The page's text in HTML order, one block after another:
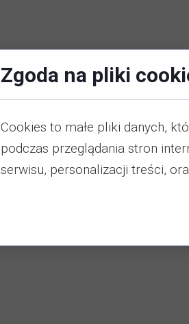
Zgoda na pliki
Cookies to małe pliki danych,
podczas przeglądania stron
serwisu, personalizacji treści,